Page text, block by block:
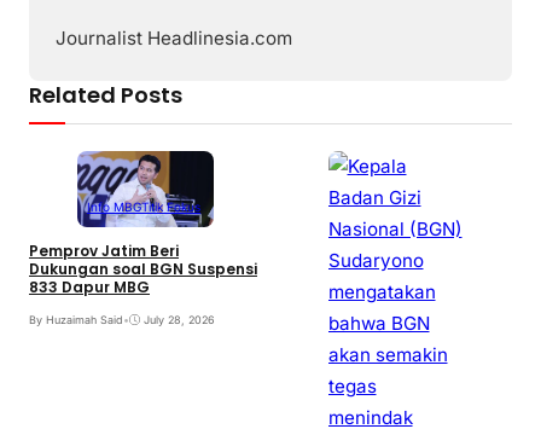
Journalist Headlinesia.com
Related Posts
Info MBGTitik Fokus
Pemprov Jatim Beri
Dukungan soal BGN Suspensi
833 Dapur MBG
By Huzaimah Said• July 28, 2026